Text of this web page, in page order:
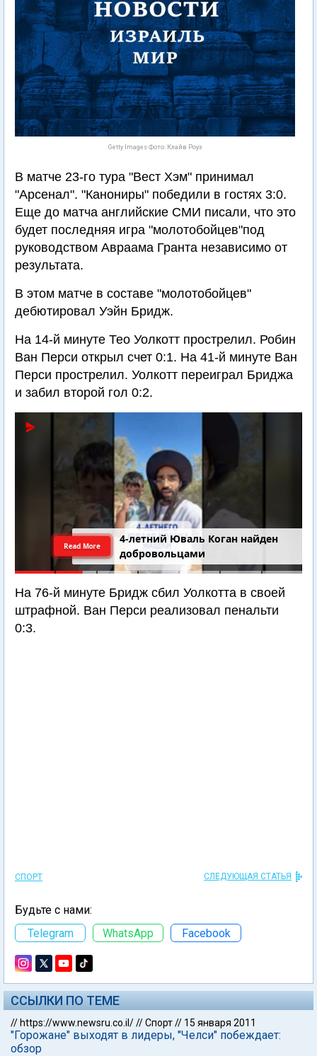
Getty Images Фото: Клайв Роуз
В матче 23-го тура "Вест Хэм" принимал
"Арсенал". "Канониры" победили в гостях 3:0.
Еще до матча английские СМИ писали, что это
будет последняя игра "молотобойцев"под
руководством Авраама Гранта независимо от
результата.
В этом матче в составе "молотобойцев"
дебютировал Уэйн Бридж.
На 14-й минуте Тео Уолкотт прострелил. Робин
Ван Перси открыл счет 0:1. На 41-й минуте Ван
Перси прострелил. Уолкотт переиграл Бриджа
и забил второй гол 0:2.
4-летний Юваль Коган найден
добровольцами
Read More
На 76-й минуте Бридж сбил Уолкотта в своей
штрафной. Ван Перси реализовал пенальти
0:3.
СПОРТ СЛЕДУЮЩАЯ СТАТЬЯ
Будьте с нами:
Telegram
WhatsApp Facebook
ССЫЛКИ ПО ТЕМЕ
// https://www.newsru.co.il///Спорт// 15 января 2011
"Горожане" выходят в лидеры, "Челси" побеждает:
обзор